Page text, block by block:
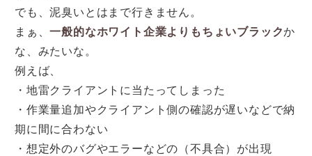
でも、泥臭いとはまで行きません。
まぁ、一般的なホワイト企業よりもちょいブラックか
な、みたいな。
例えば、
・地雷クライアントに当たってしまった
・作業量追加やクライアント側の確認が遅いなどで納
期に間に合わない
・想定外のバグやエラーなどの（不具合）が出現